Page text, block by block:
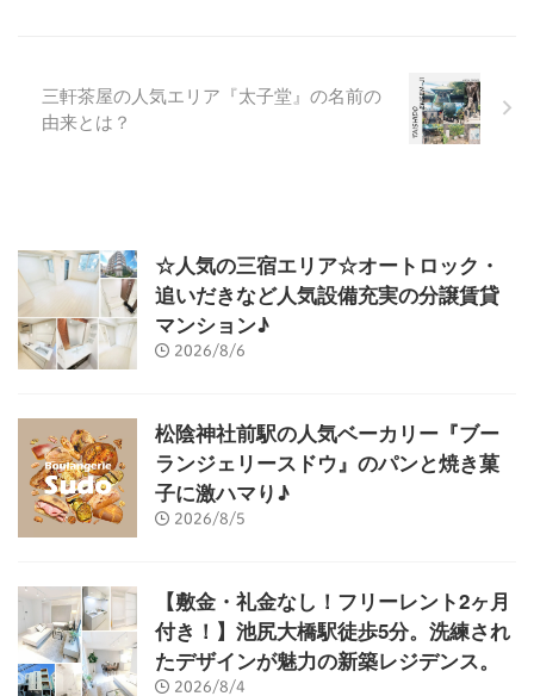
三軒茶屋の人気エリア『太子堂』の名前の
由来とは？
☆人気の三宿エリア☆オートロック・
追いだきなど人気設備充実の分譲賃貸
マンション♪
2026/8/6
松陰神社前駅の人気ベーカリー『ブー
ランジェリースドウ』のパンと焼き菓
子に激ハマり♪
2026/8/5
【敷金・礼金なし！フリーレント2ヶ月
付き！】池尻大橋駅徒歩5分。洗練され
たデザインが魅力の新築レジデンス。
2026/8/4